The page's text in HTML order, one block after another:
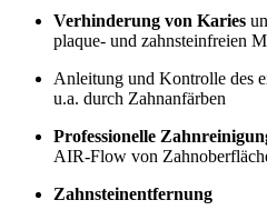
Verhinderung von Karies
plaque- und zahnsteinfreien
Anleitung und Kontrolle des
u.a. durch Zahnanfärben
Professionelle
AIR-Flow von
Zahnsteinentfernung